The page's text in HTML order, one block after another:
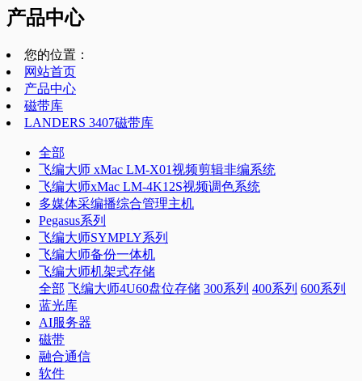
产品中心
您的位置：
网站首页
产品中心
磁带库
LANDERS 3407磁带库
全部
飞编大师 xMac LM-X01视频剪辑非编系统
飞编大师xMac LM-4K12S视频调色系统
多媒体采编播综合管理主机
Pegasus系列
飞编大师SYMPLY系列
飞编大师备份一体机
飞编大师机架式存储
全部 飞编大师4U60盘位存储 300系列 400系列 600系列
蓝光库
AI服务器
磁带
融合通信
软件